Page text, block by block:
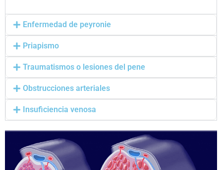
Enfermedad de peyronie
Priapismo
Traumatismos o lesiones del pene
Obstrucciones arteriales
Insuficiencia venosa